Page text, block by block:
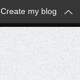
Create my blog